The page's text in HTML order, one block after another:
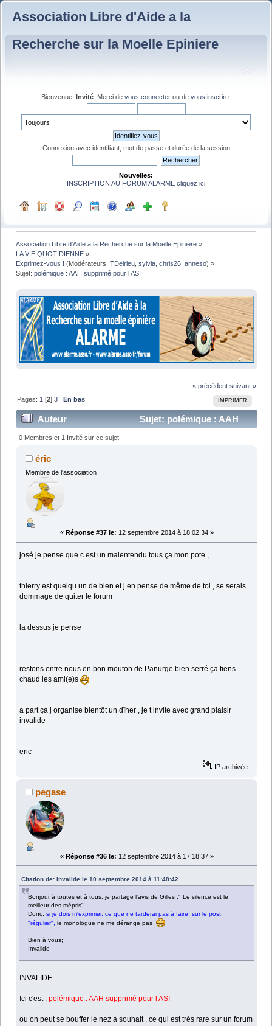
Association Libre d'Aide a la
Recherche sur la Moelle Epiniere
Bienvenue, Invité . Merci de vous connecter ou de vous inscrire
Connexion avec identifiant, mot de passe et durée de la session
Nouvelles:
INSCRIPTION AU FORUM ALARME cliquez ici
Association Libre d'Aide a la Recherche sur la Moelle Epiniere »
LA VIE QUOTIDIENNE »
Exprimez-vous ! (Modérateurs:TDelrieu ,sylvia ,chris26 ,anneso) »
Sujet:polémique : AAH supprimé pour l ASI
« précédent suivant »
IMPRIMER
Pages: 1 [2]3 En bas
Auteur
Sujet: polémique : AAH
supprimé pour l ASI (Lu 43340 fois)
0 Membres et 1 Invité sur ce sujet
éric
Membre de l'association
« Réponse #37 le: 12 septembre 2014 à 18:02:34 »
josé je pense que c est un malentendu tous ça mon pote ,
thierry est quelqu un de bien et j en pense de même de toi , se serais
dommage de quiter le forum
la dessus je pense
restons entre nous en bon mouton de Panurge bien serré ça tiens
chaud les ami(e)s
a part ça j organise bientôt un dîner , je t invite avec grand plaisir
invalide
eric
IP archivée
pegase
« Réponse #36 le: 12 septembre 2014 à 17:18:37 »
Citation de: Invalide le 10 septembre 2014 à 11:48:42
Bonjour à toutes et à tous, je partage l'avis de Gilles :" Le silence est le
meilleur des mépris".
Donc,si je dois m'exprimer, ce que ne tarderai pas à faire, sur le post
"régulier",
le monologue ne me dérange pas
Bien à vous;
Invalide
INVALIDE
Ici c'est :polémique : AAH supprimé pour l ASI
ouon peut se bouffer le nez à souhait , ce qui est très rare sur un forum